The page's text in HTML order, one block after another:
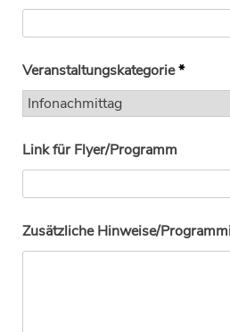
Veranstaltungskategorie*
Link für Flyer/Programm
Zusätzliche Hinweise/